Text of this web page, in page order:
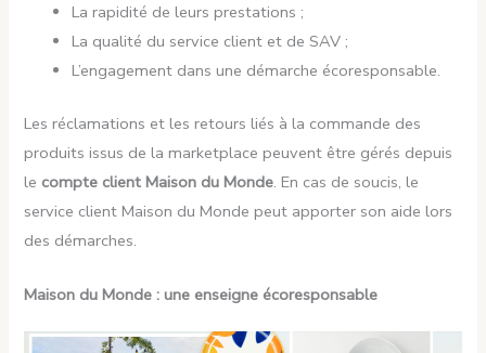
La rapidité de leurs prestations ;
La qualité du service client et de SAV ;
L’engagement dans une démarche écoresponsable.
Les réclamations et les retours liés à la commande des
produits issus de la marketplace peuvent être gérés depuis
le compte client Maison du Monde. En cas de soucis, le
service client Maison du Monde peut apporter son aide lors
des démarches.
Maison du Monde : une enseigne écoresponsable